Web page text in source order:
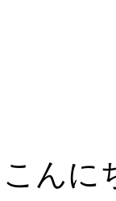
こんに